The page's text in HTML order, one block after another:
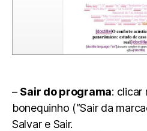
– Sair do programa: clicar
bonequinho (“Sair da
Salvar e Sair.